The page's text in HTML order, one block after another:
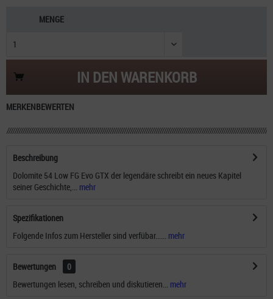
MENGE
IN DENWARENKORB
MERKENBEWERTEN
Beschreibung
Dolomite 54 Low FG Evo GTX der legendäre schreibt ein neues Kapitel
seiner Geschichte,...
mehr
Spezifikationen
Folgende Infos zum Hersteller sind verfübar...... mehr
Bewertungen
0
Bewertungen lesen, schreiben und diskutieren...
mehr